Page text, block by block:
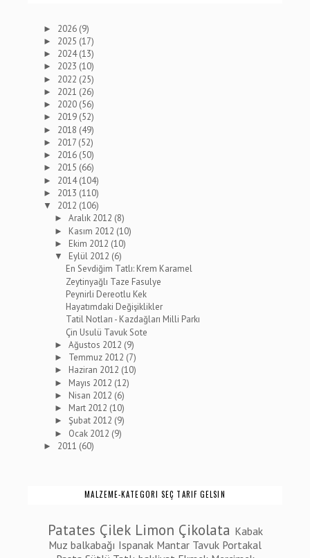
► 2026 (9)
► 2025 (17)
► 2024(13)
► 2023 (10)
► 2022 (25)
► 2021 (26)
► 2020 (56)
► 2019 (52)
► 2018 (49)
► 2017 (52)
► 2016 (50)
► 2015 (66)
► 2014(104)
► 2013 (110)
▼ 2012 (106)
►Aralık 2012 (8)
► Kasım 2012 (10)
► Ekim 2012 (10)
▼ Eylül 2012 (6)
En Sevdiğim Tatlı: Krem Karamel
Zeytinyağlı Taze Fasulye
Peynirli Dereotlu Kek
Hayatımdaki Değişiklikler
Tatil Notları - Kazdağları Milli Parkı
Çin Usulü Tavuk Sote
►Ağustos 2012 (9)
► Temmuz 2012 (7)
► Haziran 2012 (10)
► Mayıs 2012 (12)
► Nisan 2012 (6)
► Mart 2012 (10)
►Şubat 2012 (9)
► Ocak 2012 (9)
► 2011 (60)
MALZEME-KATEGORI SEÇ TARIF GELSIN
Patates Çilek Limon Çikolata Kabak
Muz balkabağı Ispanak Mantar Tavuk Portakal